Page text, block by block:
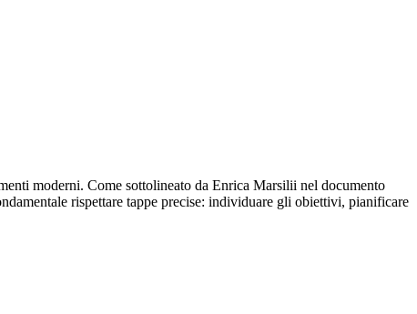
moderni. Come sottolineato da Enrica Marsilii nel documento
rispettare tappe precise: individuare gli obiettivi, pianificare